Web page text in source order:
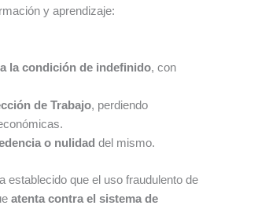
y aprendizaje:
la condición de indefinido, con
de Trabajo, perdiendo
o nulidad del mismo.
establecido que el uso fraudulento de
atenta contra el sistema de